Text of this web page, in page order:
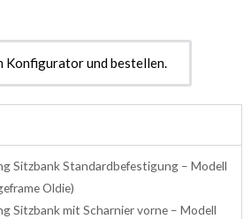
Konfigurator und bestellen.
Sitzbank Standardbefestigung – Modell
Oldie)
Sitzbank mit Scharnier vorne – Modell